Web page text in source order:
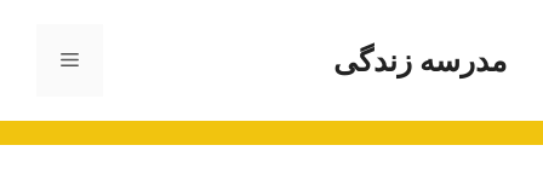
محتوامدرسه زندگی فهرست